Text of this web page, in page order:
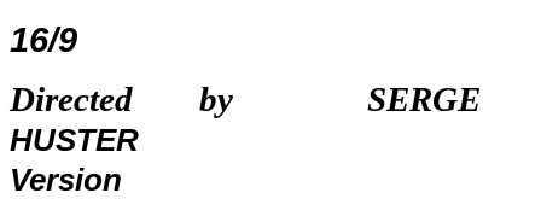
16/9
Directed by
HUSTER
Version